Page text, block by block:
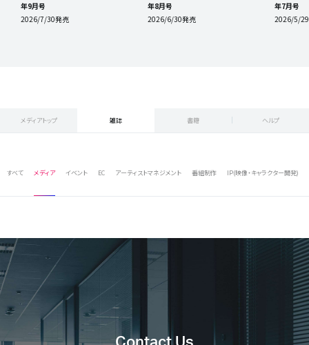
年9月号
2026/7/30発売
年8月号
2026/6/30発売
年7月号
2026/5/
メディアトップ 雑誌 書籍 ヘルプ
すべて メディア イベント EC アーティストマネジメント 番組制作 IP(映像・キャラクター開発)